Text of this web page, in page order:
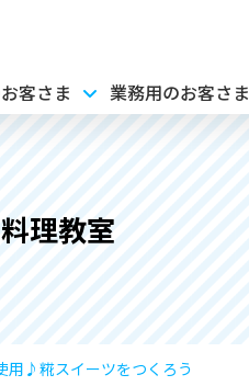
客さま 業務用のお客さま
料理教室
用♪糀スイーツをつくろう